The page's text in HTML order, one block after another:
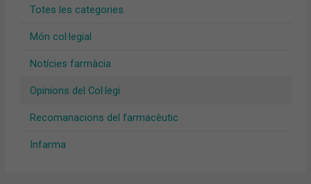
Totes les categories
Món col·legial
Notícies farmàcia
Opinions del Col·legi
Recomanacions del farmacèutic
Infarma